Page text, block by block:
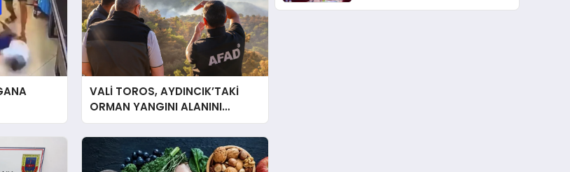
VALİ TOROS, AYDINCIK’TAKİ
ORMAN YANGINI ALANINI
İNCELEDİ